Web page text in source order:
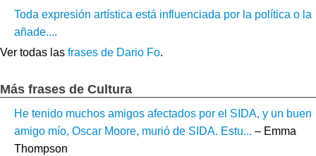
Toda expresión artística está influenciada por la política o la
añade....
Ver todas las frases de Dario Fo.
Más frases de Cultura
He tenido muchos amigos afectados por el SIDA, y un buen
amigo mío, Oscar Moore, murió de SIDA. Estu... – Emma
Thompson